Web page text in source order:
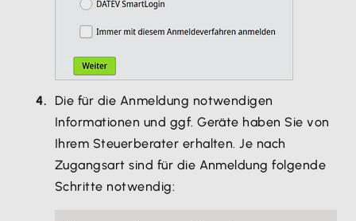
Die für die Anmeldung notwendigen
Informationen und ggf. Geräte haben Sie von
Ihrem Steuerberater erhalten. Je nach
Zugangsart sind für die Anmeldung folgende
Schritte notwendig: